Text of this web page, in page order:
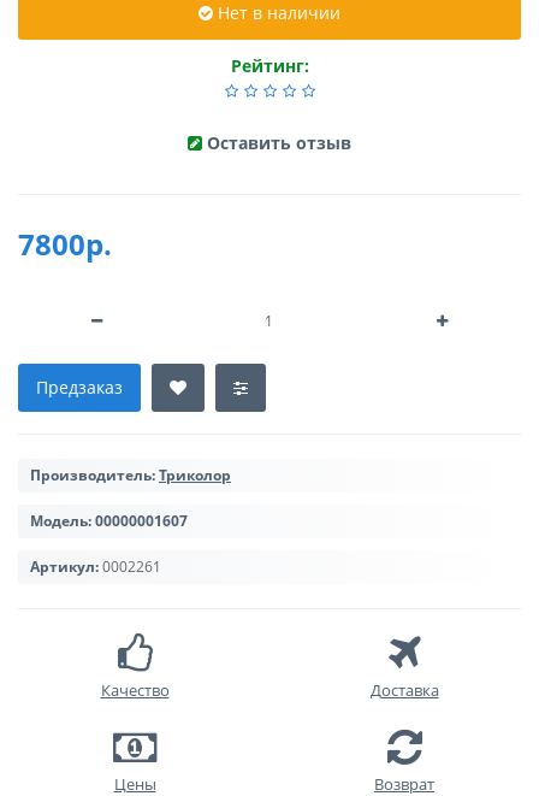
Нет в наличии
Рейтинг:
Оставить отзыв
7800р.
Предзаказ
Производитель:Триколор
Модель:00000001607
Артикул:0002261
Качество Доставка
Цены Возврат